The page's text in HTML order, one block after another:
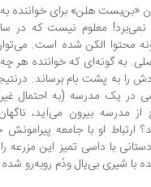
«بن‌بست هلن» برای خواننده
نمی‌برد! معلوم نیست که در
محتوا الکن شده است.
به گونه‌ای که خواننده هر چه
را به پشت بام برساند.
در یک مدرسه (به احتمال
از مدرسه بیرون می‌آید،
ارتباط او با جامعه
با داسی تمیز این
با شیری بی‌یال ودُم روبه‌رو